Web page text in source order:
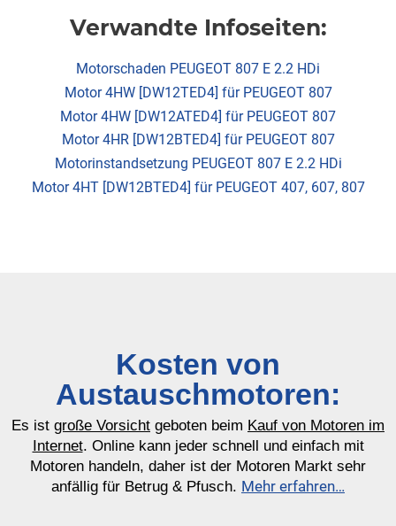
Verwandte Infoseiten:
Motorschaden PEUGEOT 807 E 2.2 HDi
Motor 4HW [DW12TED4] für PEUGEOT 807
Motor 4HW [DW12ATED4] für PEUGEOT 807
Motor 4HR [DW12BTED4] für PEUGEOT 807
Motorinstandsetzung PEUGEOT 807 E 2.2 HDi
Motor 4HT [DW12BTED4] für PEUGEOT 407, 607, 807
Kosten von
Austauschmotoren:
Es ist große Vorsicht geboten beim Kauf von Motoren im
Internet. Online kann jeder schnell und einfach mit
Motoren handeln, daher ist der Motoren Markt sehr
anfällig für Betrug & Pfusch. Mehr erfahren…